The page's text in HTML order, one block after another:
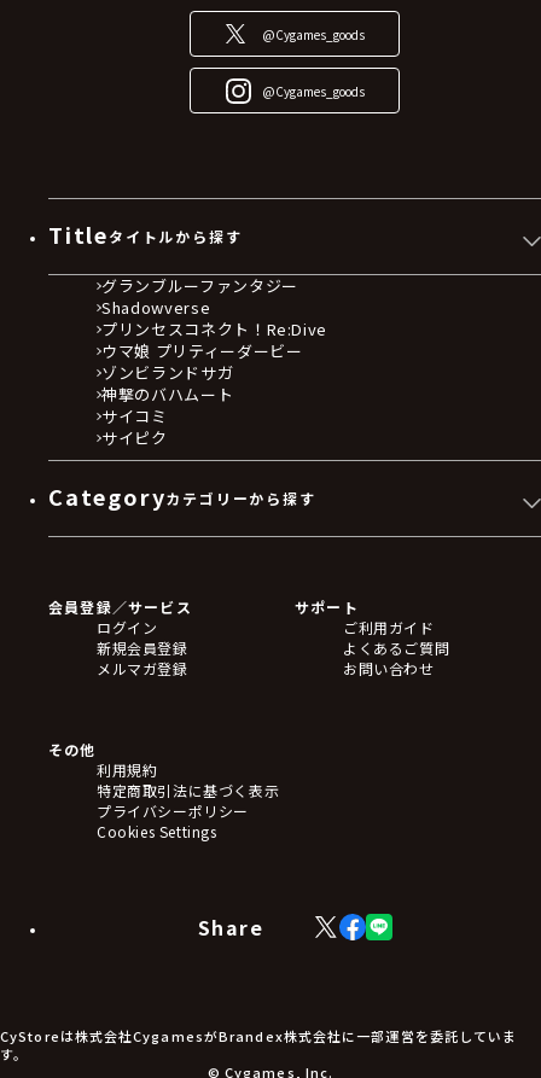
@Cygames_goods
@Cygames_goods
Titleタイトルから探す
グランブルーファンタジー
Shadowverse
プリンセスコネクト！Re:Dive
ウマ娘 プリティーダービー
ゾンビランドサガ
神撃のバハムート
サイコミ
サイピク
Categoryカテゴリーから探す
フィギュア
アクリルスタンド
バッジ
キーホルダー・ストラップ
ステッカー・シール・カード
タペストリー・ポスター
アームサポーター
ブレードホルダー
食品・飲料品
アパレル小物
アクセサリー
会員登録／サービス
ログイン
新規会員登録
メルマガ登録
サポート
ご利用ガイド
よくあるご質問
お問い合わせ
その他
利用規約
特定商取引法に基づく表示
プライバシーポリシー
Cookies Settings
Share
X
(Twitter)
Facebook
LINE
CyStoreは株式会社CygamesがBrandex株式会社に一部運営を委託していま
す。
© Cygames, Inc.